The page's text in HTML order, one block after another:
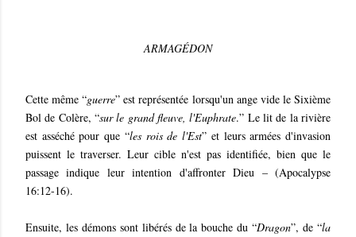
ARMAGÉDON
Cette même “guerre” est représentée lorsqu'un ange vide le Sixième
Bol de Colère, “sur le grand fleuve, l'Euphrate.” Le lit de la rivière
est asséché pour que “les rois de l'Est” et leurs armées d'invasion
puissent le traverser. Leur cible n'est pas identifiée, bien que le
passage indique leur intention d'affronter Dieu – (Apocalypse
16:12-16).
Ensuite, les démons sont libérés de la bouche du “Dragon”, de “la